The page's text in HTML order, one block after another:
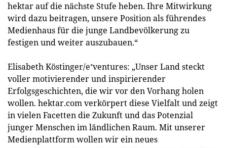
hektar auf die nächste Stufe heben. Ihre Mitwirkung
wird dazu beitragen, unsere Position als führendes
Medienhaus für die junge Landbevölkerung zu
festigen und weiter auszubauen.“
Elisabeth Köstinger/e⁺ventures: „Unser Land steckt
voller motivierender und inspirierender
Erfolgsgeschichten, die wir vor den Vorhang holen
wollen. hektar.com verkörpert diese Vielfalt und zeigt
in vielen Facetten die Zukunft und das Potenzial
junger Menschen im ländlichen Raum. Mit unserer
Medienplattform wollen wir ein neues